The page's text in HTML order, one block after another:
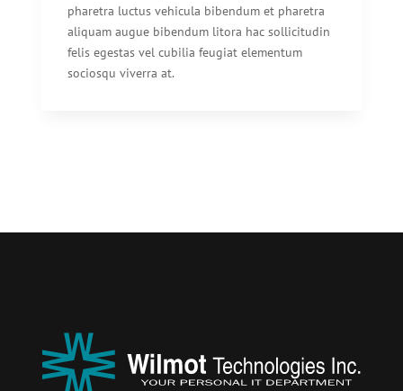
pharetra luctus vehicula bibendum et pharetra
aliquam augue bibendum litora hac sollicitudin
felis egestas vel cubilia feugiat elementum
sociosqu viverra at.